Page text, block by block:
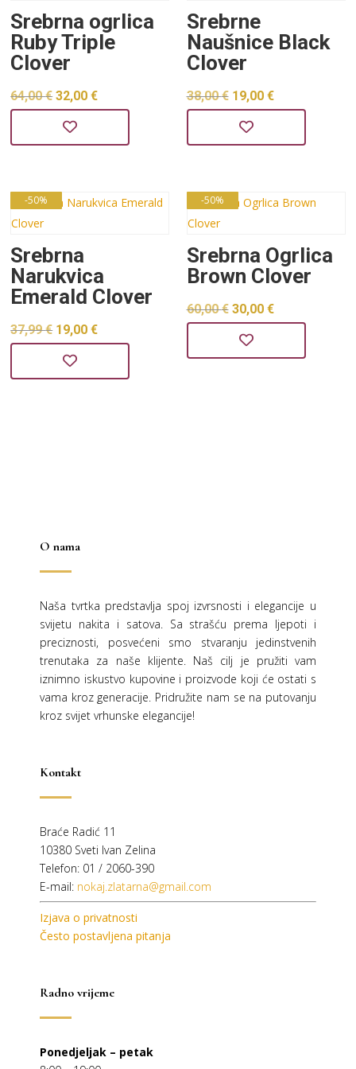
Srebrna ogrlica
Ruby Triple
Clover
64,00€ Izvorna
cijena
bila
64,00 €.
32,00€
je:
Srebrne
Naušnice Black
Clover
38,00€ Izvorna
cijena
bila
38,00 €.
19,00 €
je:
-50%
Srebrna
Narukvica
Emerald Clover
37,99€ Izvorna
cijena
bila
19,00€
je:
-50%
Srebrna Ogrlica
Brown Clover
60,00€ Izvorna
cijena
bila
30,00 €
je:
O nama
Naša tvrtka predstavlja spoj izvrsnosti i elegancije u
svijetu nakita i satova. Sa strašću prema ljepoti i
preciznosti, posvećeni smo stvaranju jedinstvenih
trenutaka za naše klijente. Naš cilj je pružiti vam
iznimno iskustvo kupovine i proizvode koji će ostati s
vama kroz generacije. Pridružite nam se na putovanju
kroz svijet vrhunske elegancije!
Kontakt
Braće Radić 11
10380 Sveti Ivan Zelina
Telefon: 01 / 2060-390
E-mail: nokaj.zlatarna@gmail.com
Izjava o privatnosti
Često postavljena pitanja
Radno vrijeme
Ponedjeljak – petak